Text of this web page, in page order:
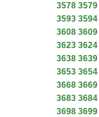
3578 3579
3593 3594
3608 3609
3623 3624
3638 3639
3653 3654
3668 3669
3683 3684
3698 3699